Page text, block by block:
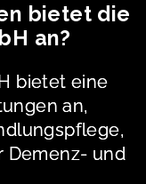
bietet die
an?
bietet eine
an,
Demenz- und